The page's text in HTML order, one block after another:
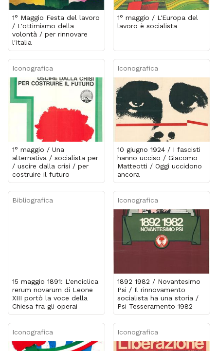
1° Maggio Festa del lavoro
/ L'ottimismo della
volontà / per rinnovare
l'Italia
1° maggio / L'Europa del
lavoro è socialista
Iconografica
1° maggio / Una
alternativa / socialista per
/ uscire dalla crisi / per
costruire il futuro
Iconografica
10 giugno 1924 / I fascisti
hanno ucciso / Giacomo
Matteotti / Oggi uccidono
ancora
Bibliografica
15 maggio 1891: L'enciclica
rerum novarum di Leone
XIII portò la voce della
Chiesa fra gli operai
Iconografica
1892 1982 / Novantesimo
Psi / Il rinnovamento
socialista ha una storia /
Psi Tesseramento 1982
Iconografica Iconografica